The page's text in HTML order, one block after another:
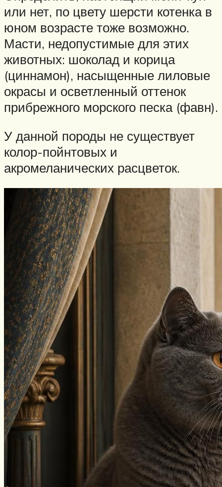
или нет, по цвету шерсти котенка в
юном возрасте тоже возможно.
Масти, недопустимые для этих
животных: шоколад и корица
(циннамон), насыщенные лиловые
окрасы и осветленный оттенок
прибрежного морского песка (фавн).
У данной породы не существует
колор-пойнтовых и
акромеланических расцветок.